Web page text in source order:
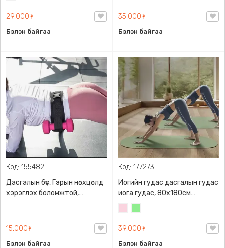
29,000₮
Бэлэн байгаа
35,000₮
Бэлэн байгаа
Код: 155482
Дасгалын бүс, Гэрын нөхцөлд
хэрэглэх боломжтой,
15,000₮
Бэлэн байгаа
Код: 177273
Иогийн гудас дасгалын гудас
иога гудас, 80x180см
хэмжээтэй 5мм зузаан PU
материалтай ус хөлс
шингээдэг, гулгахгүй барьц
39,000₮
Бэлэн байгаа